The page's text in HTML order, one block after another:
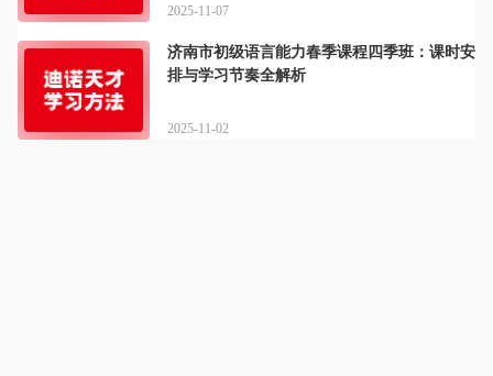
2025-11-07
济南市初级语言能力春季课程四季班：课时安
排与学习节奏全解析
2025-11-02